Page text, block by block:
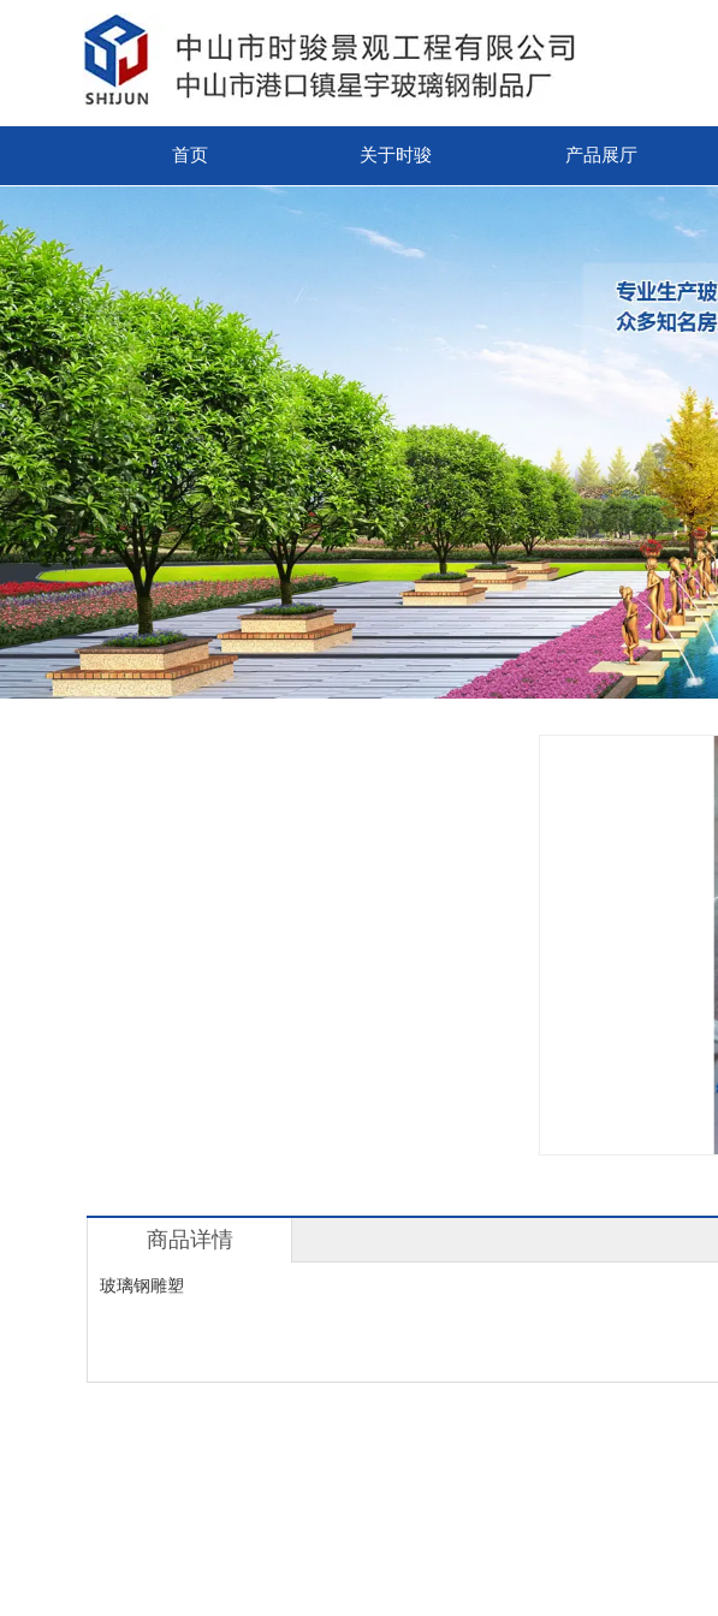
首页 关于时骏 产品展厅
商品详情
玻璃钢雕塑